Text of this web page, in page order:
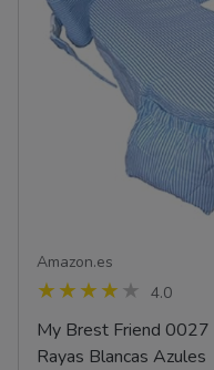
Amazon.es
4.0
My Brest Friend 0027
Rayas Blancas Azules